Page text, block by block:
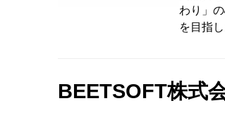
わり」
を目指
BEETSOFT株式